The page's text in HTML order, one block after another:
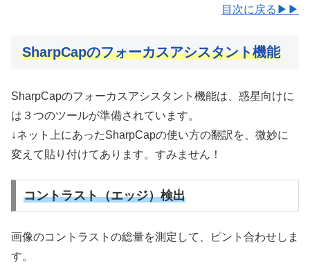
目次に戻る▶▶
SharpCapのフォーカスアシスタント機能
SharpCapのフォーカスアシスタント機能は、惑星向けに
は３つのツールが準備されています。
↓ネット上にあったSharpCapの使い方の翻訳を、微妙に
変えて貼り付けてあります。すみません！
コントラスト（エッジ）検出
画像のコントラストの総量を測定して、ピント合わせしま
す。